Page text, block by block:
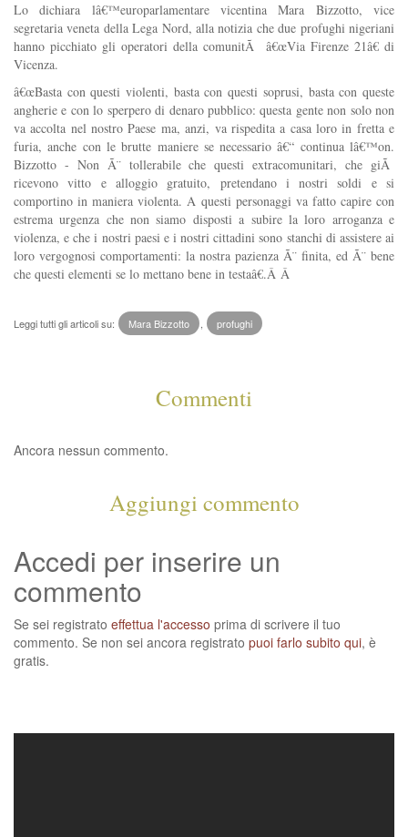
Lo dichiara lâ€™europarlamentare vicentina Mara Bizzotto, vice
segretaria veneta della Lega Nord, alla notizia che due profughi nigeriani
hanno picchiato gli operatori della comunitÃ â€œVia Firenze 21â€ di
Vicenza.
â€œBasta con questi violenti, basta con questi soprusi, basta con queste
angherie e con lo sperpero di denaro pubblico: questa gente non solo non
va accolta nel nostro Paese ma, anzi, va rispedita a casa loro in fretta e
furia, anche con le brutte maniere se necessario â€“ continua lâ€™on.
Bizzotto - Non Ã¨ tollerabile che questi extracomunitari, che giÃ
ricevono vitto e alloggio gratuito, pretendano i nostri soldi e si
comportino in maniera violenta. A questi personaggi va fatto capire con
estrema urgenza che non siamo disposti a subire la loro arroganza e
violenza, e che i nostri paesi e i nostri cittadini sono stanchi di assistere ai
loro vergognosi comportamenti: la nostra pazienza Ã¨ finita, ed Ã¨ bene
che questi elementi se lo mettano bene in testaâ€.Â Â
Leggi tutti gli articoli su: Mara Bizzotto profughi
Commenti
Ancora nessun commento.
Aggiungi commento
Accedi per inserire un
commento
Se sei registrato effettua l'accesso prima di scrivere il tuo
commento. Se non sei ancora registrato puoi farlo subito qui, è
gratis.